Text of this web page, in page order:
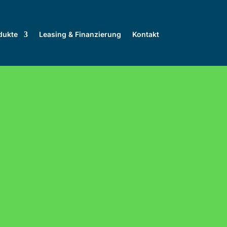
Leasing & Finanzierung Kontakt